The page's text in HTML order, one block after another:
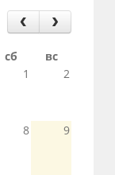
сб
вс
1 2
8 9